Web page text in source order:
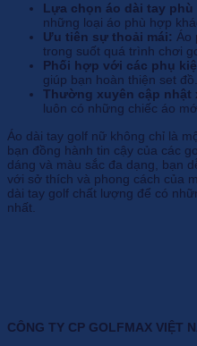
Lựa chọn áo dài tay
những loại áo phù hợp
Ưu tiên sự thoải mái: Áo
trong suốt quá trình chơi
Phối hợp với các phụ
giúp bạn hoàn thiện set đồ.
Thường xuyên cập
luôn có những chiếc áo
Áo dài tay golf nữ không chỉ là
bạn đồng hành tin cậy của các
dáng và màu sắc đa dạng, bạn
với sở thích và phong cách của
dài tay golf chất lượng để có
nhất.
CÔNG TY CP GOLFMAX VIỆT